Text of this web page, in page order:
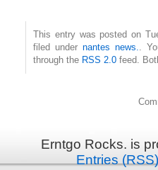
This entry was posted on
filed undernantes news.
.
through the RSS 2.0 feed.
Erntgo Rocks. is
Entries (RSS)